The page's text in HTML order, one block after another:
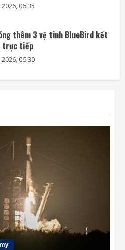
06:30
SpaceX lao xuống Mặt Trăng
8.700 km/h
2026, 20:03
Quốc
19:44
của Anthropic lừa con người
an ninh
19:28
lại lĩnh vực robot với bàn tay
léo
06:35